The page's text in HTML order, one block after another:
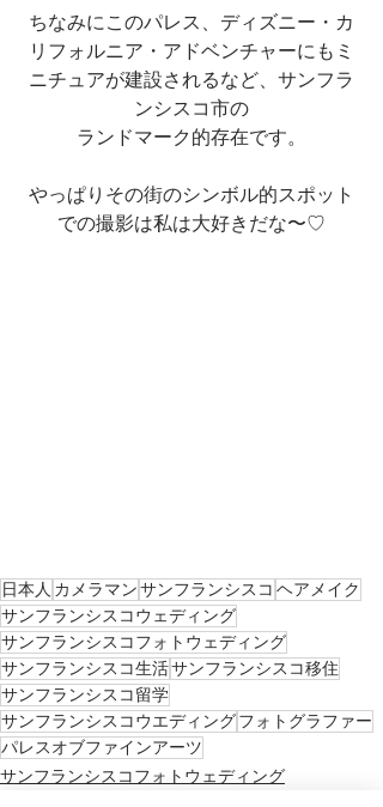
ちなみにこのパレス、ディズニー・カ
リフォルニア・アドベンチャーにもミ
ニチュアが建設されるなど、サンフラ
ンシスコ市の
ランドマーク的存在です。
やっぱりその街のシンボル的スポット
での撮影は私は大好きだな〜♡
日本人 カメラマンサンフランシスコ ヘアメイク
サンフランシスコウェディング
サンフランシスコフォトウェディング
サンフランシスコ生活サンフランシスコ移住
サンフランシスコ留学
サンフランシスコウエディングフォトグラファー
パレスオブファインアーツ
サンフランシスコフォトウェディング